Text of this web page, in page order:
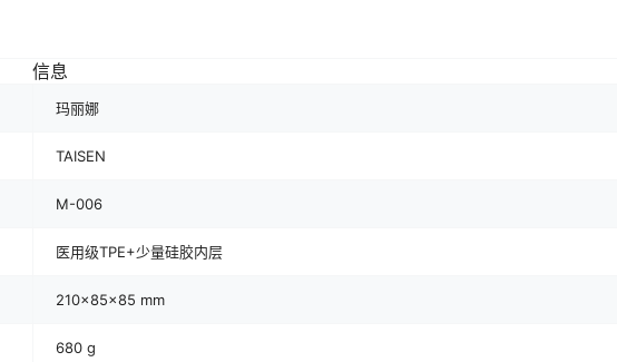
信息
玛丽娜
TAISEN
M-006
医用级TPE+少量硅胶内层
210×85×85 mm
680 g